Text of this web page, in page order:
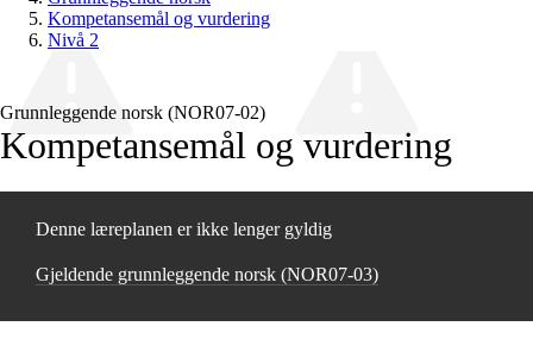
Kompetansemål og vurdering
Nivå 2
Grunnleggende norsk (NOR07‑02)
Kompetansemål og vurdering
Denne læreplanen er ikke lenger gyldig
Gjeldende grunnleggende norsk (NOR07‑03)